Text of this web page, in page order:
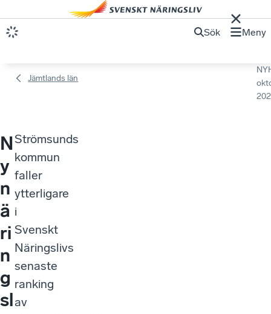
Sök Meny
Jämtlands län
N
y
n
ä
ri
n
g
sl
Strömsunds
kommun
faller
ytterligare
i
Svenskt
Näringslivs
senaste
ranking
av